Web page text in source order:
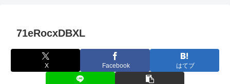
71eRocxDBXL
X Facebook はてブ